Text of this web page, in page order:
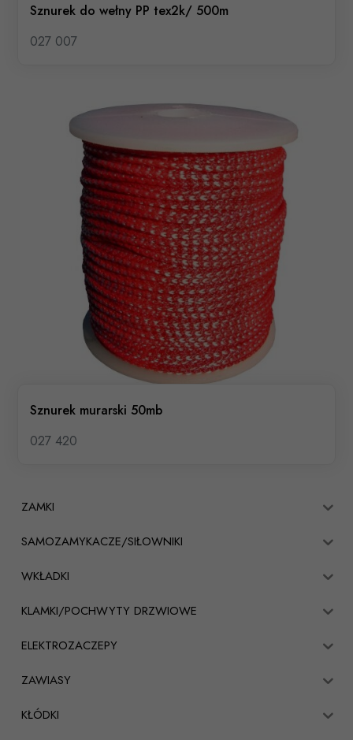
Sznurek do wełny PP tex2k/ 500m
027 007
Sznurek murarski 50mb
027 420
ZAMKI
SAMOZAMYKACZE/SIŁOWNIKI
WKŁADKI
KLAMKI/POCHWYTY DRZWIOWE
ELEKTROZACZEPY
ZAWIASY
KŁÓDKI